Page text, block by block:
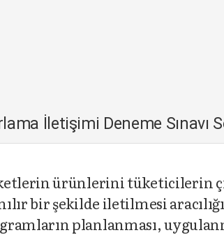
İletişimi Deneme Sınavı
ürünlerini tüketicilerin
bir şekilde iletilmesi
planlanması,